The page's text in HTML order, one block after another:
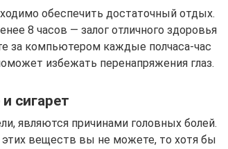
обеспечить достаточный отдых.
8 часов — залог отличного здоровья
за компьютером каждые полчаса-час
избежать перенапряжения глаз.
сигарет
являются причинами головных болей.
этих веществ вы не можете, то хотя бы